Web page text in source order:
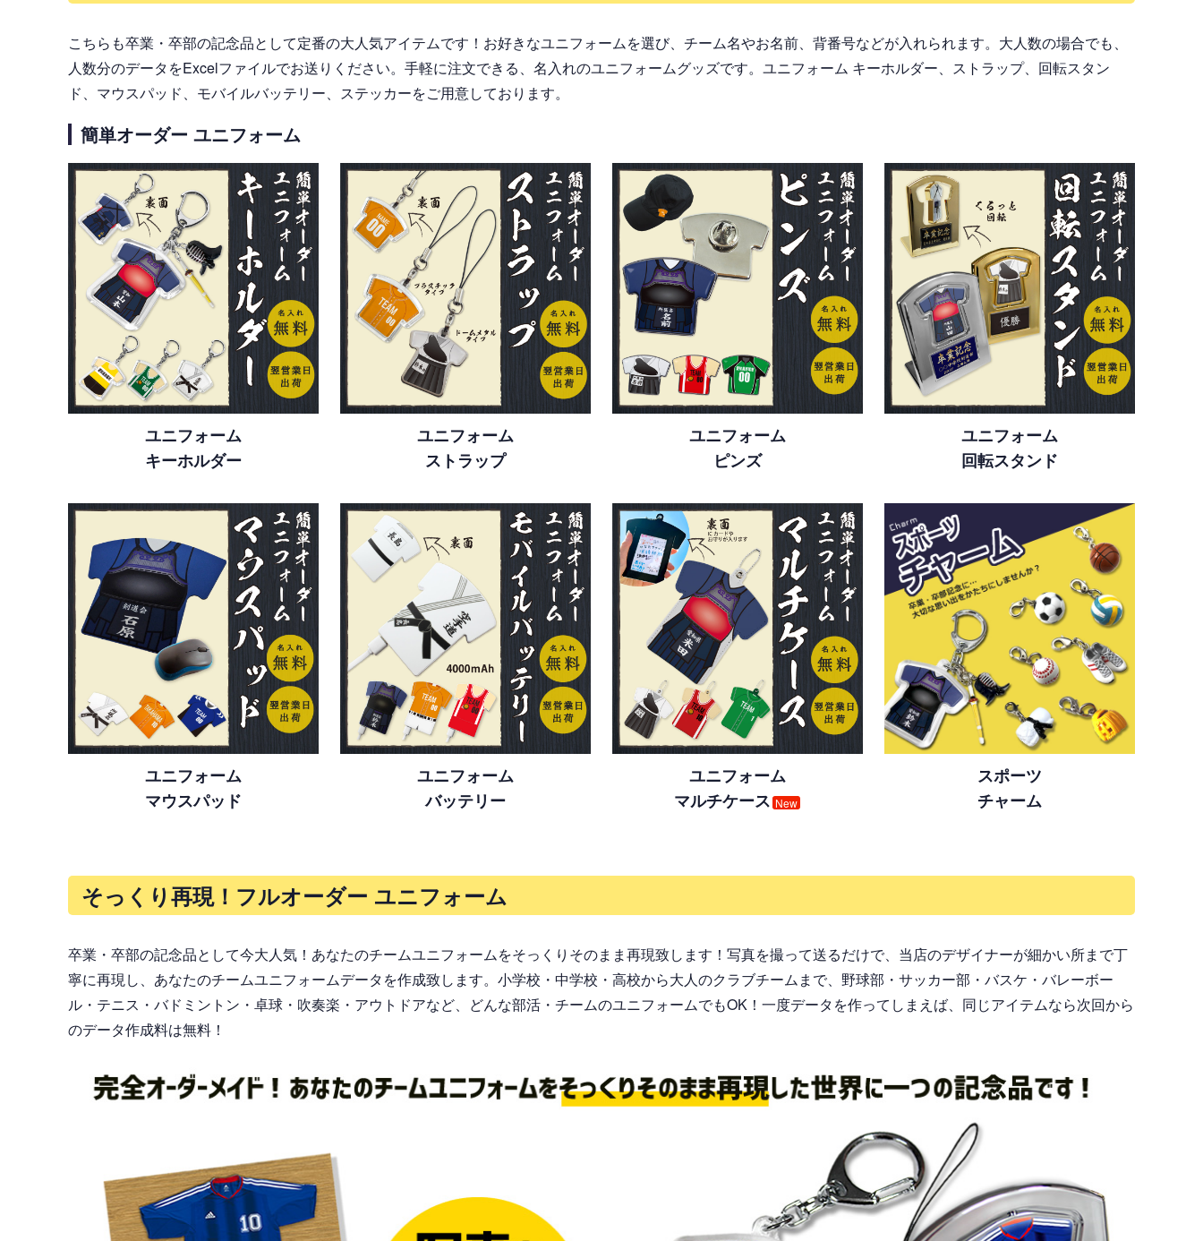
こちらも卒業・卒部の記念品として定番の大人気アイテムです！お好きなユニフォームを選び、チーム名やお名前、背番号などが入れられます。大人数の場合でも、
人数分のデータをExcelファイルでお送りください。手軽に注文できる、名入れのユニフォームグッズです。ユニフォーム キーホルダー、ストラップ、回転スタン
ド、マウスパッド、モバイルバッテリー、ステッカーをご用意しております。
簡単オーダー ユニフォーム
ユニフォーム
キーホルダー
ユニフォーム
ストラップ
ユニフォーム
ピンズ
ユニフォーム
回転スタンド
ユニフォーム
マウスパッド
ユニフォーム
バッテリー
ユニフォーム
マルチケース New
スポーツ
チャーム
そっくり再現！フルオーダー ユニフォーム
卒業・卒部の記念品として今大人気！あなたのチームユニフォームをそっくりそのまま再現致します！写真を撮って送るだけで、当店のデザイナーが細かい所まで丁
寧に再現し、あなたのチームユニフォームデータを作成致します。小学校・中学校・高校から大人のクラブチームまで、野球部・サッカー部・バスケ・バレーボー
ル・テニス・バドミントン・卓球・吹奏楽・アウトドアなど、どんな部活・チームのユニフォームでもOK！一度データを作ってしまえば、同じアイテムなら次回から
のデータ作成料は無料！